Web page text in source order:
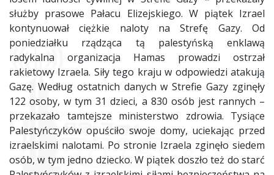
służby prasowe Pałacu Elizejskiego. W piątek Izrael
kontynuował ciężkie naloty na Strefę Gazy. Od
poniedziałku rządząca tą palestyńską enklawą
radykalna organizacja Hamas prowadzi ostrzał
rakietowy Izraela. Siły tego kraju w odpowiedzi atakują
Gazę. Według ostatnich danych w Strefie Gazy zginęły
122 osoby, w tym 31 dzieci, a 830 osób jest rannych –
przekazało tamtejsze ministerstwo zdrowia. Tysiące
Palestyńczyków opuściło swoje domy, uciekając przed
izraelskimi nalotami. Po stronie Izraela zginęło siedem
osób, w tym jedno dziecko. W piątek doszło też do starć